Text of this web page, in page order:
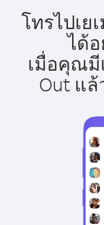
โทรไปเย
ได้
เมื่อคุณมี
Out แ